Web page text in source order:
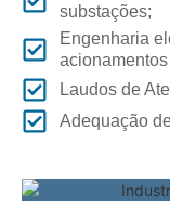
substações;
Engenharia
Laudos de
Adequação